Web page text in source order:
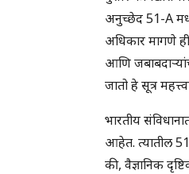
अनुच्छेद 51-A
अधिकार मागणे
आणि
जातो हे सूत्र
भारतीय
आहेत. त्यातील
की, वैज्ञानिक